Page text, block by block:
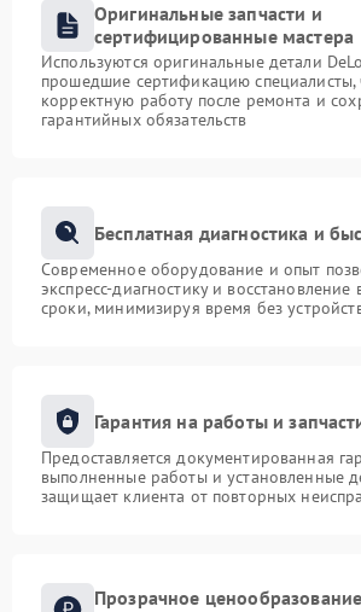
Оригинальные запчасти и
сертифицированные мастера
Используются оригинальные детали
прошедшие сертификацию специалисты,
корректную работу после ремонта и
гарантийных обязательств
Бесплатная диагностика и
Современное оборудование и опыт
экспресс-диагностику и
сроки, минимизируя время без
Гарантия на работы и
Предоставляется документированная
выполненные работы и установленные
защищает клиента от повторных
Прозрачное